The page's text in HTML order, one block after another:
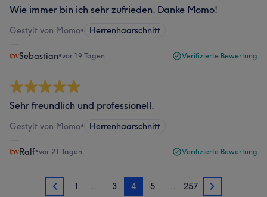
Wie immer bin ich sehr zufrieden. Danke Momo!
Gestylt von Momo• Herrenhaarschnitt
Sebastian•vor 19 Tagen Verifizierte Bewertung
Sehr freundlich und professionell.
Gestylt von Momo• Herrenhaarschnitt
Ralf•vor 21 Tagen Verifizierte Bewertung
3 1 … 3 4 5 … 257 5